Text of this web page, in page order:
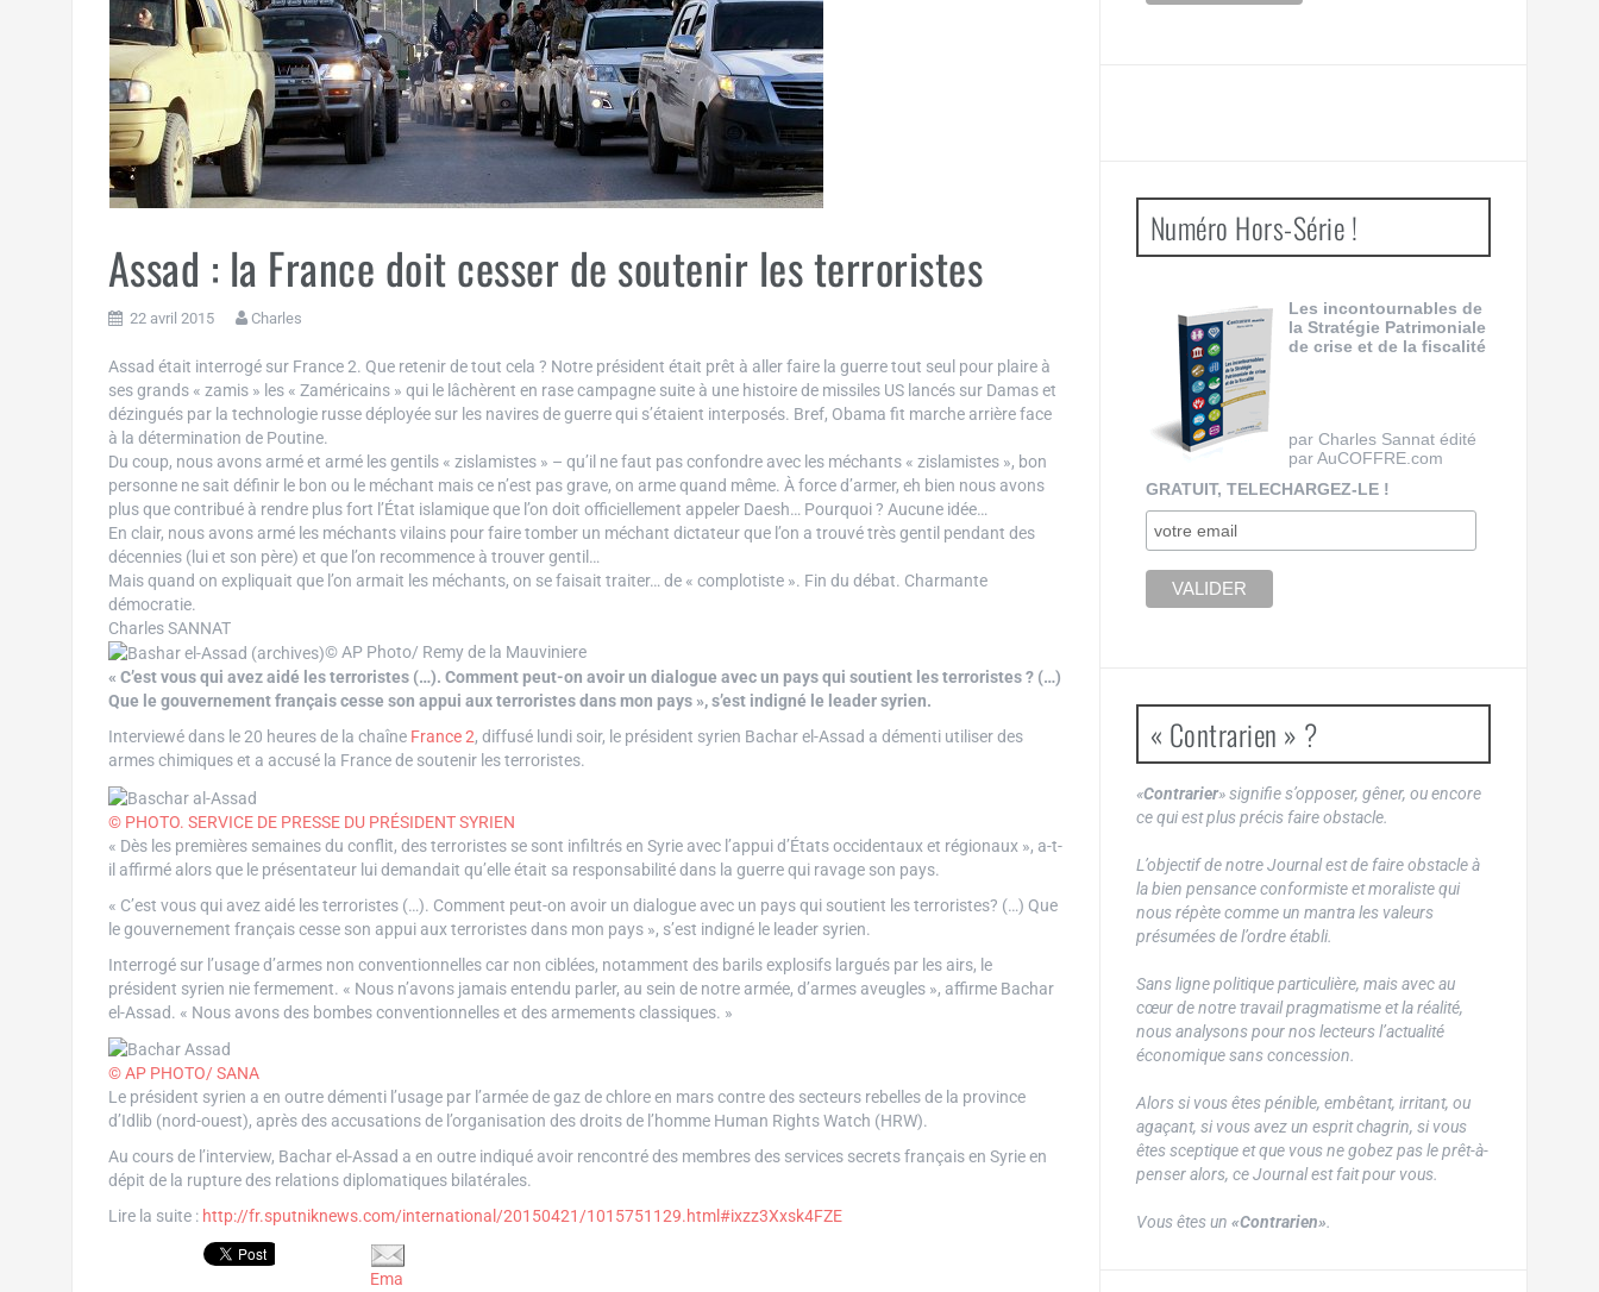
Assad : la France doit cesser de soutenir les terroristes
22 avril 2015 Charles
Assad était interrogé sur France 2. Que retenir de tout cela ? Notre président était prêt à aller faire la guerre tout seul pour plaire à
ses grands « zamis » les « Zaméricains » qui le lâchèrent en rase campagne suite à une histoire de missiles US lancés sur Damas et
dézingués par la technologie russe déployée sur les navires de guerre qui s’étaient interposés. Bref, Obama fit marche arrière face
à la détermination de Poutine.
Du coup, nous avons armé et armé les gentils « zislamistes » – qu’il ne faut pas confondre avec les méchants « zislamistes », bon
personne ne sait définir le bon ou le méchant mais ce n’est pas grave, on arme quand même. À force d’armer, eh bien nous avons
plus que contribué à rendre plus fort l’État islamique que l’on doit officiellement appeler Daesh… Pourquoi ? Aucune idée…
En clair, nous avons armé les méchants vilains pour faire tomber un méchant dictateur que l’on a trouvé très gentil pendant des
décennies (lui et son père) et que l’on recommence à trouver gentil…
Mais quand on expliquait que l’on armait les méchants, on se faisait traiter… de « complotiste ». Fin du débat. Charmante
démocratie.
Charles SANNAT
© AP Photo/ Remy de la Mauviniere
« C’est vous qui avez aidé les terroristes (…). Comment peut-on avoir un dialogue avec un pays qui soutient les terroristes ? (…)
Que le gouvernement français cesse son appui aux terroristes dans mon pays », s’est indigné le leader syrien.
Interviewé dans le 20 heures de la chaîne France 2, diffusé lundi soir, le président syrien Bachar el-Assad a démenti utiliser des
armes chimiques et a accusé la France de soutenir les terroristes.
© PHOTO. SERVICE DE PRESSE DU PRÉSIDENT SYRIEN
« Dès les premières semaines du conflit, des terroristes se sont infiltrés en Syrie avec l’appui d’États occidentaux et régionaux », a-t-
il affirmé alors que le présentateur lui demandait qu’elle était sa responsabilité dans la guerre qui ravage son pays.
« C’est vous qui avez aidé les terroristes (…). Comment peut-on avoir un dialogue avec un pays qui soutient les terroristes? (…) Que
le gouvernement français cesse son appui aux terroristes dans mon pays », s’est indigné le leader syrien.
Interrogé sur l’usage d’armes non conventionnelles car non ciblées, notamment des barils explosifs largués par les airs, le
président syrien nie fermement. « Nous n’avons jamais entendu parler, au sein de notre armée, d’armes aveugles », affirme Bachar
el-Assad. « Nous avons des bombes conventionnelles et des armements classiques. »
© AP PHOTO/ SANA
Le président syrien a en outre démenti l’usage par l’armée de gaz de chlore en mars contre des secteurs rebelles de la province
d’Idlib (nord-ouest), après des accusations de l’organisation des droits de l’homme Human Rights Watch (HRW).
Au cours de l’interview, Bachar el-Assad a en outre indiqué avoir rencontré des membres des services secrets français en Syrie en
dépit de la rupture des relations diplomatiques bilatérales.
Lire la suite : http://fr.sputniknews.com/international/20150421/1015751129.html#ixzz3Xxsk4FZE
Ema
Numéro Hors-Série !
Les incontournables de
la Stratégie Patrimoniale
de crise et de la fiscalité
par Charles Sannat édité
par AuCOFFRE.com
GRATUIT, TELECHARGEZ-LE !
« Contrarien » ?
«Contrarier» signifie s’opposer, gêner, ou encore
ce qui est plus précis faire obstacle.
L’objectif de notre Journal est de faire obstacle à
la bien pensance conformiste et moraliste qui
nous répète comme un mantra les valeurs
présumées de l’ordre établi.
Sans ligne politique particulière, mais avec au
cœur de notre travail pragmatisme et la réalité,
nous analysons pour nos lecteurs l’actualité
économique sans concession.
Alors si vous êtes pénible, embêtant, irritant, ou
agaçant, si vous avez un esprit chagrin, si vous
êtes sceptique et que vous ne gobez pas le prêt-à-
penser alors, ce Journal est fait pour vous.
Vous êtes un «Contrarien».